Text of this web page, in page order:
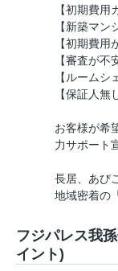
【初期費用
【新築マン
【初期費用
【審査が不
【ルームシ
【保証人無
お客様が希
力サポート
長居、あび
地域密着の
フジパレス我
イント)